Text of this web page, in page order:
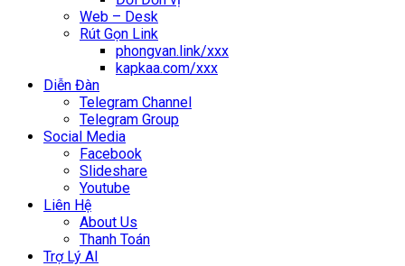
Web – Desk
Rút Gọn Link
phongvan.link/xxx
kapkaa.com/xxx
Diễn Đàn
Telegram Channel
Telegram Group
Social Media
Facebook
Slideshare
Youtube
Liên Hệ
About Us
Thanh Toán
Trợ Lý AI